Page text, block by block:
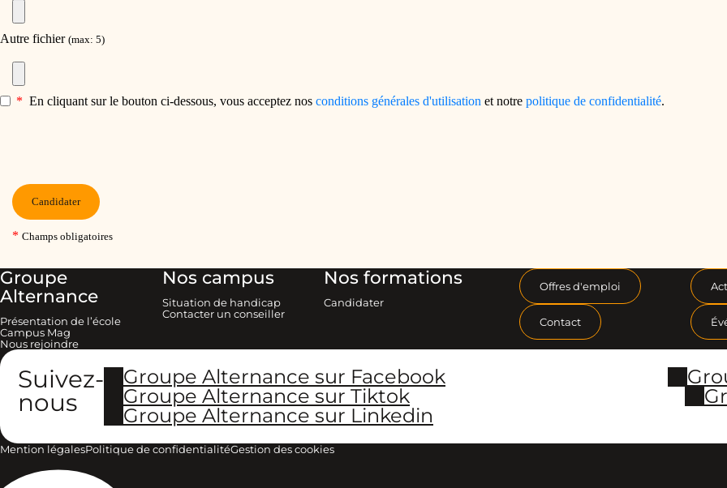
Groupe
Alternance
Présentation de l’école
Campus Mag
Nous rejoindre
Nos campus
Situation de handicap
Contacter un conseiller
Nos formations
Candidater
Offres d'emploi
Contact
Suivez-
nous
Groupe Alternance sur Facebook
Groupe Alternance sur Tiktok
Groupe Alternance sur Linkedin
Mention légalesPolitique de confidentialitéGestion des cookies